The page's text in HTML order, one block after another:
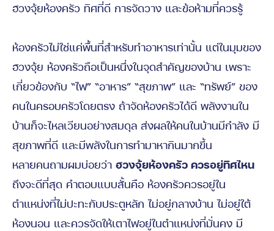
ฮวงจุ้ยห้องครัว ทิศที่ดี การจัดวาง และข้อห้ามที่ควรรู้
ห้องครัวไม่ใช่แค่พื้นที่สำหรับทำอาหารเท่านั้น แต่ในมุมของ
ฮวงจุ้ย ห้องครัวถือเป็นหนึ่งในจุดสำคัญของบ้าน เพราะ
เกี่ยวข้องกับ “ไฟ” “อาหาร” “สุขภาพ” และ “ทรัพย์” ของ
คนในครอบครัวโดยตรง ถ้าจัดห้องครัวได้ดี พลังงานใน
บ้านก็จะไหลเวียนอย่างสมดุล ส่งผลให้คนในบ้านมีกำลัง มี
สุขภาพที่ดี และมีพลังในการทำมาหากินมากขึ้น
หลายคนถามผมบ่อยว่า ฮวงจุ้ยห้องครัว ควรอยู่ทิศไหน
ถึงจะดีที่สุด คำตอบแบบสั้นคือ ห้องครัวควรอยู่ใน
ตำแหน่งที่ไม่ปะทะกับประตูหลัก ไม่อยู่กลางบ้าน ไม่อยู่ใต้
ห้องนอน และควรจัดให้เตาไฟอยู่ในตำแหน่งที่มั่นคง มี